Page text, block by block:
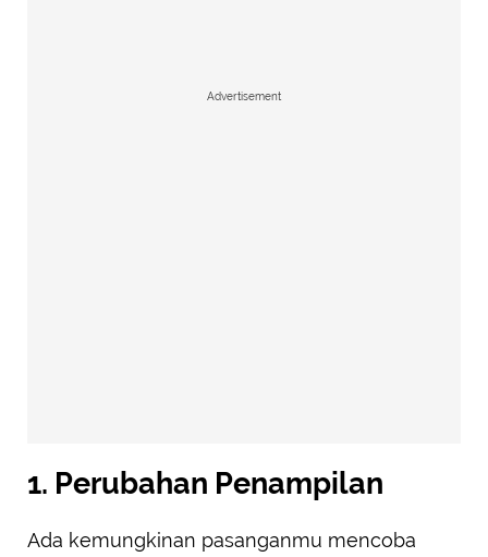
Advertisement
1. Perubahan Penampilan
Ada kemungkinan pasanganmu mencoba